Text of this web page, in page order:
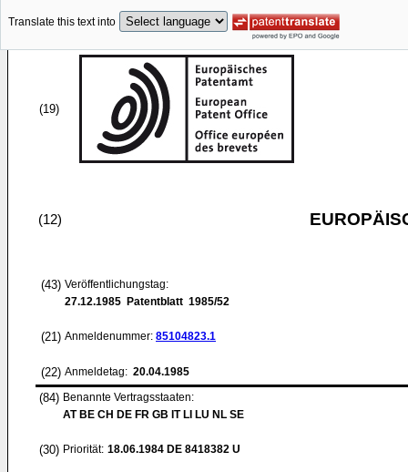
Translate this text into
(19)
(12)
(43) Veröffentlichungstag:
27.12.1985 Patentblatt 1985/52
(21) Anmeldenummer: 85104823.1
(22) Anmeldetag: 20.04.1985
(84) Benannte Vertragsstaaten:
AT BE CH DE FR GB IT LI LU NL SE
(30) Priorität: 18.06.1984 DE 8418382 U